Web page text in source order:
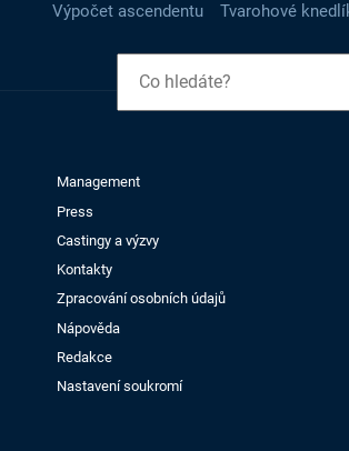
Výpočet ascendentu
Tvarohové
Management
Press
Castingy a výzvy
Kontakty
Zpracování osobních údajů
Nápověda
Redakce
Nastavení soukromí